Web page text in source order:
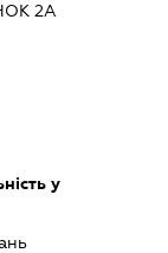
2А
у